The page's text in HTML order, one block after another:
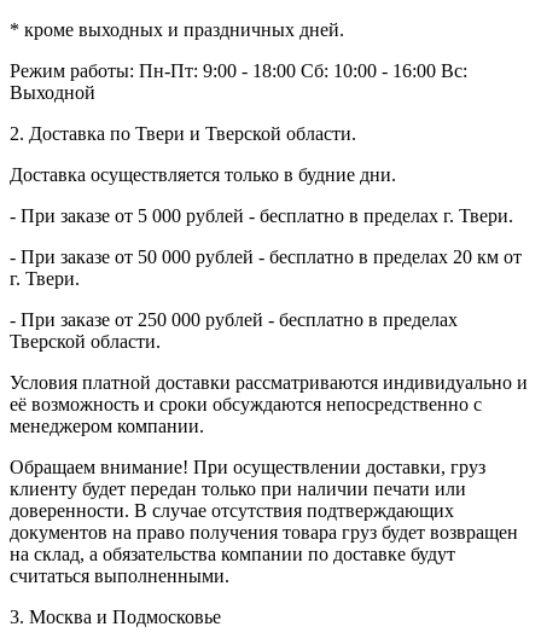
* кроме выходных и праздничных дней.
Режим работы: Пн-Пт: 9:00 - 18:00 Сб: 10:00 - 16:00 Вс:
Выходной
2. Доставка по Твери и Тверской области.
Доставка осуществляется только в будние дни.
- При заказе от 5 000 рублей - бесплатно в пределах г. Твери.
- При заказе от 50 000 рублей - бесплатно в пределах 20 км от
г. Твери.
- При заказе от 250 000 рублей - бесплатно в пределах
Тверской области.
Условия платной доставки рассматриваются индивидуально и
её возможность и сроки обсуждаются непосредственно с
менеджером компании.
Обращаем внимание! При осуществлении доставки, груз
клиенту будет передан только при наличии печати или
доверенности. В случае отсутствия подтверждающих
документов на право получения товара груз будет возвращен
на склад, а обязательства компании по доставке будут
считаться выполненными.
3. Москва и Подмосковье